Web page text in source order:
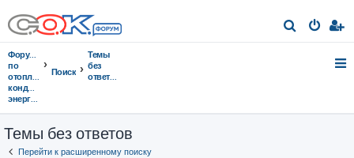
о
Форумы
по
отоплению,
кондиционированию,
энергосбережению
Поиск
Темы
без
ответов
Темы без ответов
Перейти к расширенному поиску